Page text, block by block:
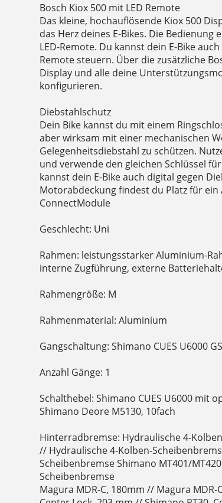
Bosch Kiox 500 mit LED Remote
Das kleine, hochauflösende Kiox 500
das Herz deines E-Bikes. Die
LED-Remote. Du kannst dein E-Bike
Remote steuern. Über die zusätzliche
Display und alle deine
konfigurieren.
Diebstahlschutz
Dein Bike kannst du mit einem
aber wirksam mit einer mechanischen
Gelegenheitsdiebstahl zu schützen.
und verwende den gleichen Schlüssel
kannst dein E-Bike auch digital gegen
Motorabdeckung findest du Platz für
ConnectModule
Geschlecht: Uni
Rahmen: leistungsstarker Aluminium-
interne Zugführung, externe
Rahmengröße: M
Rahmenmaterial: Aluminium
Gangschaltung: Shimano CUES U6000 GS
Anzahl Gänge: 1
Schalthebel: Shimano CUES U6000 mit
Shimano Deore M5130, 10fach
Hinterradbremse: Hydraulische 4-
// Hydraulische 4-Kolben-
Scheibenbremse Shimano MT401/
Scheibenbremse
Magura MDR-C, 180mm // Magura MDR-